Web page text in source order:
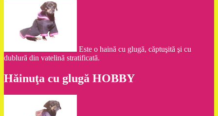
Este o haină cu glugă, căptuşită şi cu
dublură din vatelină stratificată.
Hăinuţa cu glugă HOBBY